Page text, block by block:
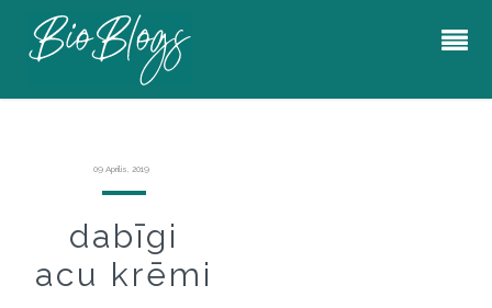
09 Aprīlis, 2019
dabīgi
acu krēmi